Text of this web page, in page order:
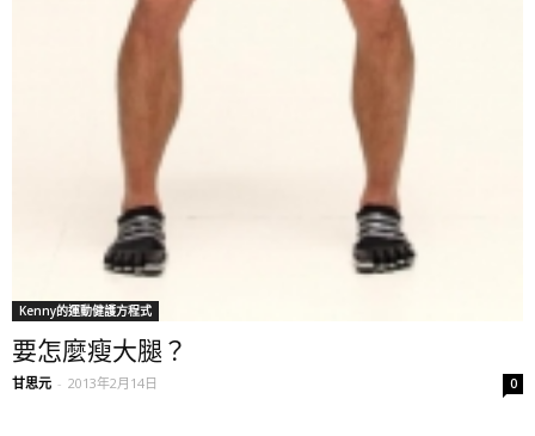
Kenny的運動健護方程式
要怎麼瘦大腿？
甘思元 - 2013年2月14日 0